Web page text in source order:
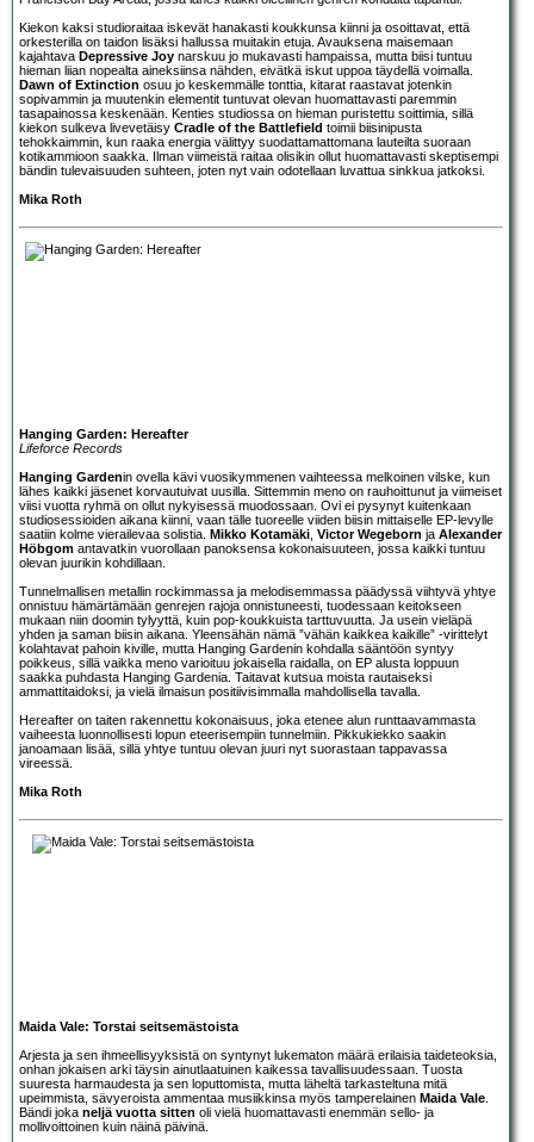
Kiekon kaksi studioraitaa iskevät hanakasti koukkunsa kiinni ja osoittavat, että
orkesterilla on taidon lisäksi hallussa muitakin etuja. Avauksena maisemaan
kajahtava Depressive Joy narskuu jo mukavasti hampaissa, mutta biisi tuntuu
hieman liian nopealta aineksiinsa nähden, eivätkä iskut uppoa täydellä voimalla.
Dawn of Extinction osuu jo keskemmälle tonttia, kitarat raastavat jotenkin
sopivammin ja muutenkin elementit tuntuvat olevan huomattavasti paremmin
tasapainossa keskenään. Kenties studiossa on hieman puristettu soittimia, sillä
kiekon sulkeva livevetäisy Cradle of the Battlefield toimii biisinipusta
tehokkaimmin, kun raaka energia välittyy suodattamattomana lauteilta suoraan
kotikammioon saakka. Ilman viimeistä raitaa olisikin ollut huomattavasti skeptisempi
bändin tulevaisuuden suhteen, joten nyt vain odotellaan luvattua sinkkua jatkoksi.
Mika Roth
Hanging Garden: Hereafter
Lifeforce Records
Hanging Gardenin ovella kävi vuosikymmenen vaihteessa melkoinen vilske, kun
lähes kaikki jäsenet korvautuivat uusilla. Sittemmin meno on rauhoittunut ja viimeiset
viisi vuotta ryhmä on ollut nykyisessä muodossaan. Ovi ei pysynyt kuitenkaan
studiosessioiden aikana kiinni, vaan tälle tuoreelle viiden biisin mittaiselle EP-levylle
saatiin kolme vierailevaa solistia. Mikko Kotamäki Victor Wegeborn ja Alexander
Höbgom antavatkin vuorollaan panoksensa kokonaisuuteen, jossa kaikki tuntuu
olevan juurikin kohdillaan.
Tunnelmallisen metallin rockimmassa ja melodisemmassa päädyssä viihtyvä yhtye
onnistuu hämärtämään genrejen rajoja onnistuneesti, tuodessaan keitokseen
mukaan niin doomin tylyyttä, kuin pop-koukkuista tarttuvuutta. Ja usein vieläpä
yhden ja saman biisin aikana. Yleensähän nämä ”vähän kaikkea kaikille” -virittelyt
kolahtavat pahoin kiville, mutta Hanging Gardenin kohdalla sääntöön syntyy
poikkeus, sillä vaikka meno varioituu jokaisella raidalla, on EP alusta loppuun
saakka puhdasta Hanging Gardenia. Taitavat kutsua moista rautaiseksi
ammattitaidoksi, ja vielä ilmaisun positiivisimmalla mahdollisella tavalla.
Hereafter on taiten rakennettu kokonaisuus, joka etenee alun runttaavammasta
vaiheesta luonnollisesti lopun eteerisempiin tunnelmiin. Pikkukiekko saakin
janoamaan lisää, sillä yhtye tuntuu olevan juuri nyt suorastaan tappavassa
vireessä.
Mika Roth
Maida Vale: Torstai seitsemästoista
Arjesta ja sen ihmeellisyyksistä on syntynyt lukematon määrä erilaisia taideteoksia,
onhan jokaisen arki täysin ainutlaatuinen kaikessa tavallisuudessaan. Tuosta
suuresta harmaudesta ja sen loputtomista, mutta läheltä tarkasteltuna mitä
upeimmista, sävyeroista ammentaa musiikkinsa myös tamperelainen Maida Vale
Bändi joka neljä vuotta sitten oli vielä huomattavasti enemmän sello- ja
mollivoittoinen kuin näinä päivinä.